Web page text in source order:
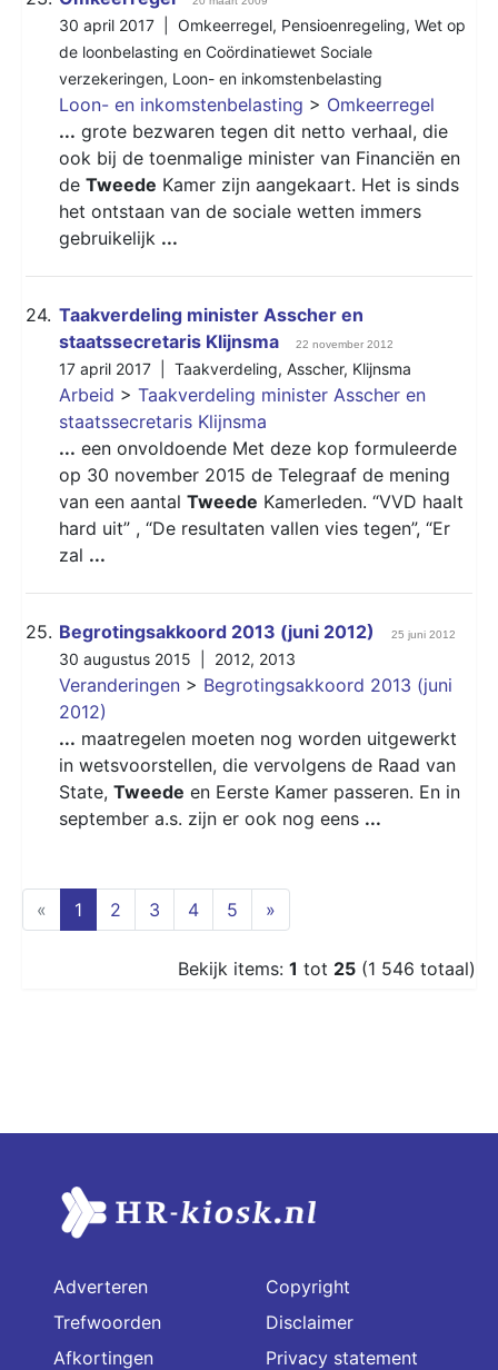
30 april 2017 | Omkeerregel, Pensioenregeling, Wet op
de loonbelasting en Coördinatiewet Sociale
verzekeringen, Loon- en inkomstenbelasting
Loon- en inkomstenbelasting > Omkeerregel
... grote bezwaren tegen dit netto verhaal, die
ook bij de toenmalige minister van Financiën en
de Tweede Kamer zijn aangekaart. Het is sinds
het ontstaan van de sociale wetten immers
gebruikelijk ...
24. Taakverdeling minister Asscher en
staatssecretaris Klijnsma
22 november 2012
17 april 2017 | Taakverdeling, Asscher, Klijnsma
Arbeid > Taakverdeling minister Asscher en
staatssecretaris Klijnsma
... een onvoldoende Met deze kop formuleerde
op 30 november 2015 de Telegraaf de mening
van een aantal Tweede Kamerleden. “VVD haalt
hard uit” , “De resultaten vallen vies tegen”, “Er
zal ...
25. Begrotingsakkoord 2013 (juni 2012) 25 juni 2012
30 augustus 2015 | 2012, 2013
Veranderingen > Begrotingsakkoord 2013 (juni
2012)
... maatregelen moeten nog worden uitgewerkt
in wetsvoorstellen, die vervolgens de Raad van
State, Tweede en Eerste Kamer passeren. En in
september a.s. zijn er ook nog eens ...
« 1 (current)
2 3 4 5 »
Bekijk items: 1 tot 25 (1 546 totaal)
Adverteren
Trefwoorden
Afkortingen
Copyright
Disclaimer
Privacy statement